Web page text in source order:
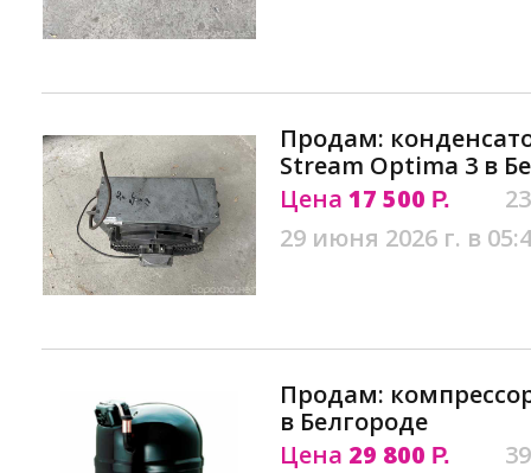
Продам:
Stream Optima 3 в
Цена 17 500 Р.
29 июня 2026 г. в
Продам: компрессор
в Белгороде
Цена 29 800 Р.